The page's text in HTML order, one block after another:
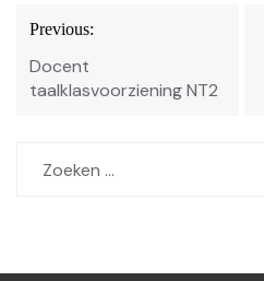
Bericht
navigatie
Previous:
Docent
taalklasvoorziening NT2
naar: